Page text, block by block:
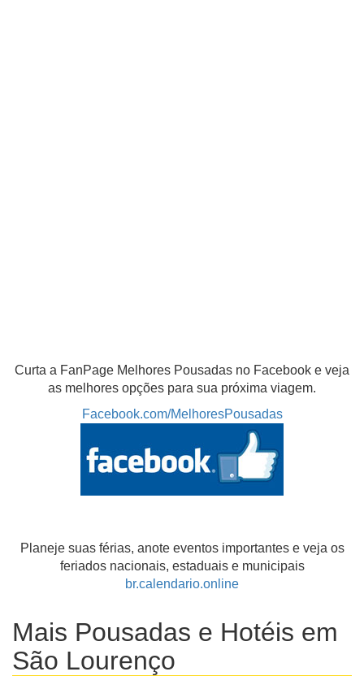
Curta a FanPage Melhores Pousadas no Facebook e veja
as melhores opções para sua próxima viagem.
Facebook.com/MelhoresPousadas
Planeje suas férias, anote eventos importantes e veja os
feriados nacionais, estaduais e municipais
br.calendario.online
Mais Pousadas e Hotéis em
São Lourenço